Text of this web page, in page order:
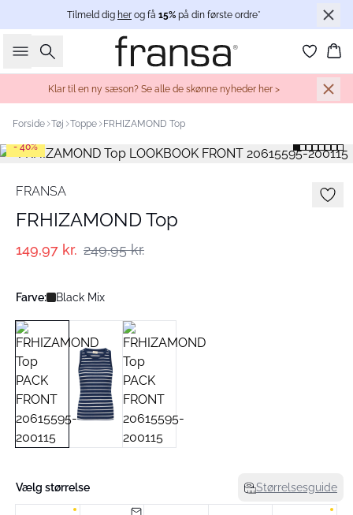
Tilmeld dig her og få 15% på din første ordre*
Søg
Klar til en ny sæson? Se alle de skønne nyheder her >
Forside Tøj Toppe FRHIZAMOND Top
- 40%
FRANSA
FRHIZAMOND Top
149,97 kr. 249,95 kr.
Farve: Black Mix
Vælg størrelse Størrelsesguide